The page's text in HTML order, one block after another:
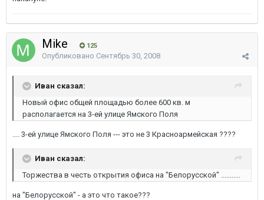
Mike 125
Опубликовано Сентябрь 30, 2008
Иван сказал:
Новый офис общей площадью более 600 кв. м
располагается на 3-ей улице Ямского Поля
.... 3-ей улице Ямского Поля --- это не 3 Красноармейская ????
Иван сказал:
Торжества в честь открытия офиса на "Белорусской" ...........
на "Белорусской" - а это что такое???